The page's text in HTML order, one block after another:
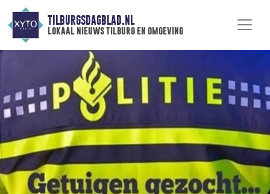
TILBURGSDAGBLAD.NL
lokaal nieuws tilburg en omgeving